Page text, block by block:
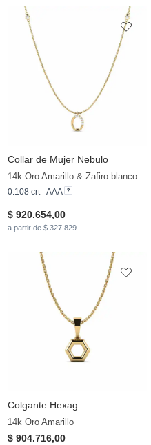
Collar de Mujer Nebulo
14k Oro Amarillo & Zafiro blanco
0.108 crt - AAA
$ 920.654,00
a partir de $ 327.829
Colgante Hexag
14k Oro Amarillo
$ 904.716,00